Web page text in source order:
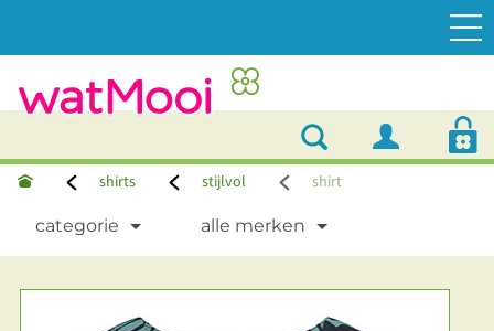
shirts stijlvol shirt
categorie alle merken